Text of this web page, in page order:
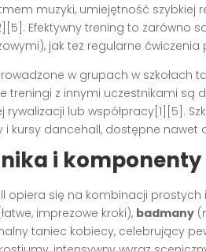
muzyki, umiejętność
Efektywny trening to
jak też regularne
w grupach w szkołach
treningi z innymi uczestnikami
rywalizacji lub współpracy[1][5].
i kursy dancehall, dostępne
i
opiera się na kombinacji
imprezowe kroki), badmany
taniec kobiecy, celebrujący